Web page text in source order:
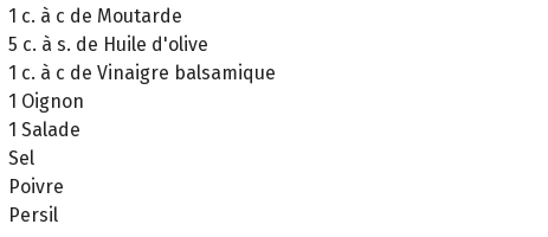
1 c. à c de Moutarde
5 c. à s. de Huile d'olive
1 c. à c de Vinaigre balsamique
1 Oignon
1 Salade
Sel
Poivre
Persil